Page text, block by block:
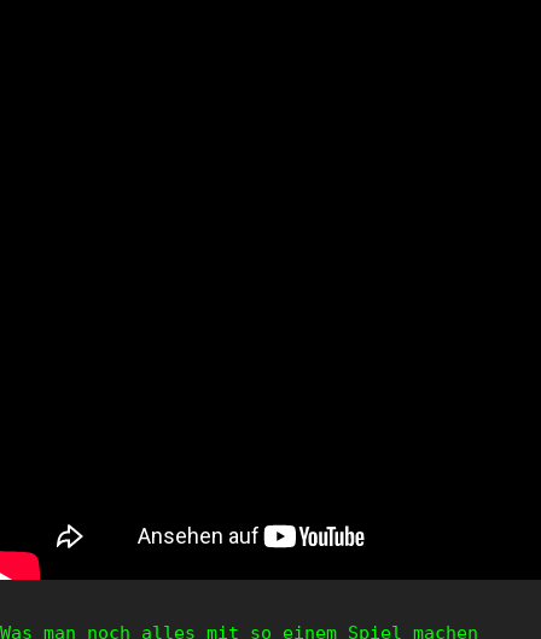
Was man noch alles mit so einem Spiel machen